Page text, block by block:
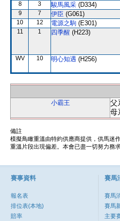
8 3 駿馬風采 (D334)
9 7 伊臣 (G061)
10 12 電源之駒 (E301)
11 1 四季醒 (H223)
WV 10 明心知遇 (H256)
小霸王
父
母
備註
模擬鳥瞰重溫由特約供應商提供，供馬迷
重溫片段出現偏差。本會已盡一切努力務
賽事資料
報名表
排位表(本地)
賠率
賽馬
賽馬
賽馬
主要